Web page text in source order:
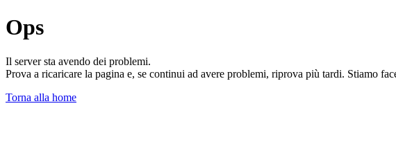
Ops
Il server sta avendo dei problemi.
Prova a ricaricare la pagina e, se continui ad avere problemi, riprova più tardi. Stiamo
Torna alla home